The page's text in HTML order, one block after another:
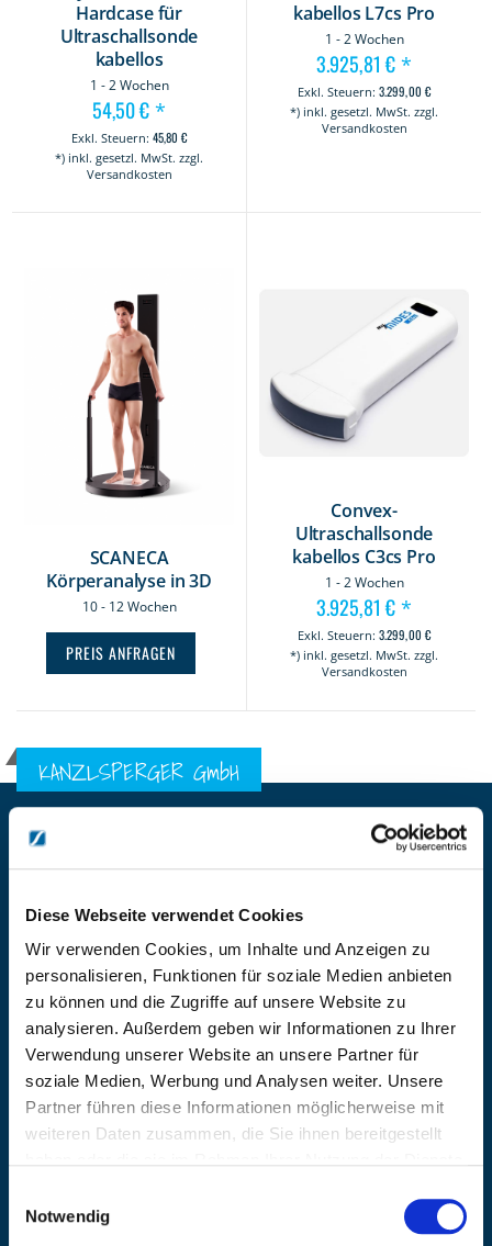
Diese Webseite verwendet Cookies
Wir verwenden Cookies, um Inhalte und Anzeigen zu
personalisieren, Funktionen für soziale Medien anbieten
zu können und die Zugriffe auf unsere Website zu
analysieren. Außerdem geben wir Informationen zu Ihrer
Verwendung unserer Website an unsere Partner für
soziale Medien, Werbung und Analysen weiter. Unsere
Partner führen diese Informationen möglicherweise mit
weiteren Daten zusammen, die Sie ihnen bereitgestellt
Notwendig
Hardcase für
Ultraschallsonde
kabellos
1 - 2 Wochen
54,50 € *
45,80 €
*) inkl. gesetzl. MwSt. zzgl.
Versandkosten
kabellos L7cs Pro
1 - 2 Wochen
3.925,81 €*
3.299,00 €
*) inkl. gesetzl. MwSt. zzgl.
Versandkosten
SCANECA
Körperanalyse in 3D
10 - 12 Wochen
PREIS ANFRAGEN
Convex-
Ultraschallsonde
kabellos C3cs Pro
1 - 2 Wochen
3.925,81 €*
3.299,00 €
*) inkl. gesetzl. MwSt. zzgl.
Versandkosten
KANZLSPERGER GmbH
KONTAKTIEREN SIE UNS
ADRESSE
+49 (0) 9181/2593-0
EMAIL
info@kanzlsperger.de
BERATUNG & BESTELLUNG
Montag – Donnerstag: 08:00 – 17:00
Freitag: 08:00 - 16:00
UNTERNEHMEN
AGB nebst Kundeninformationen